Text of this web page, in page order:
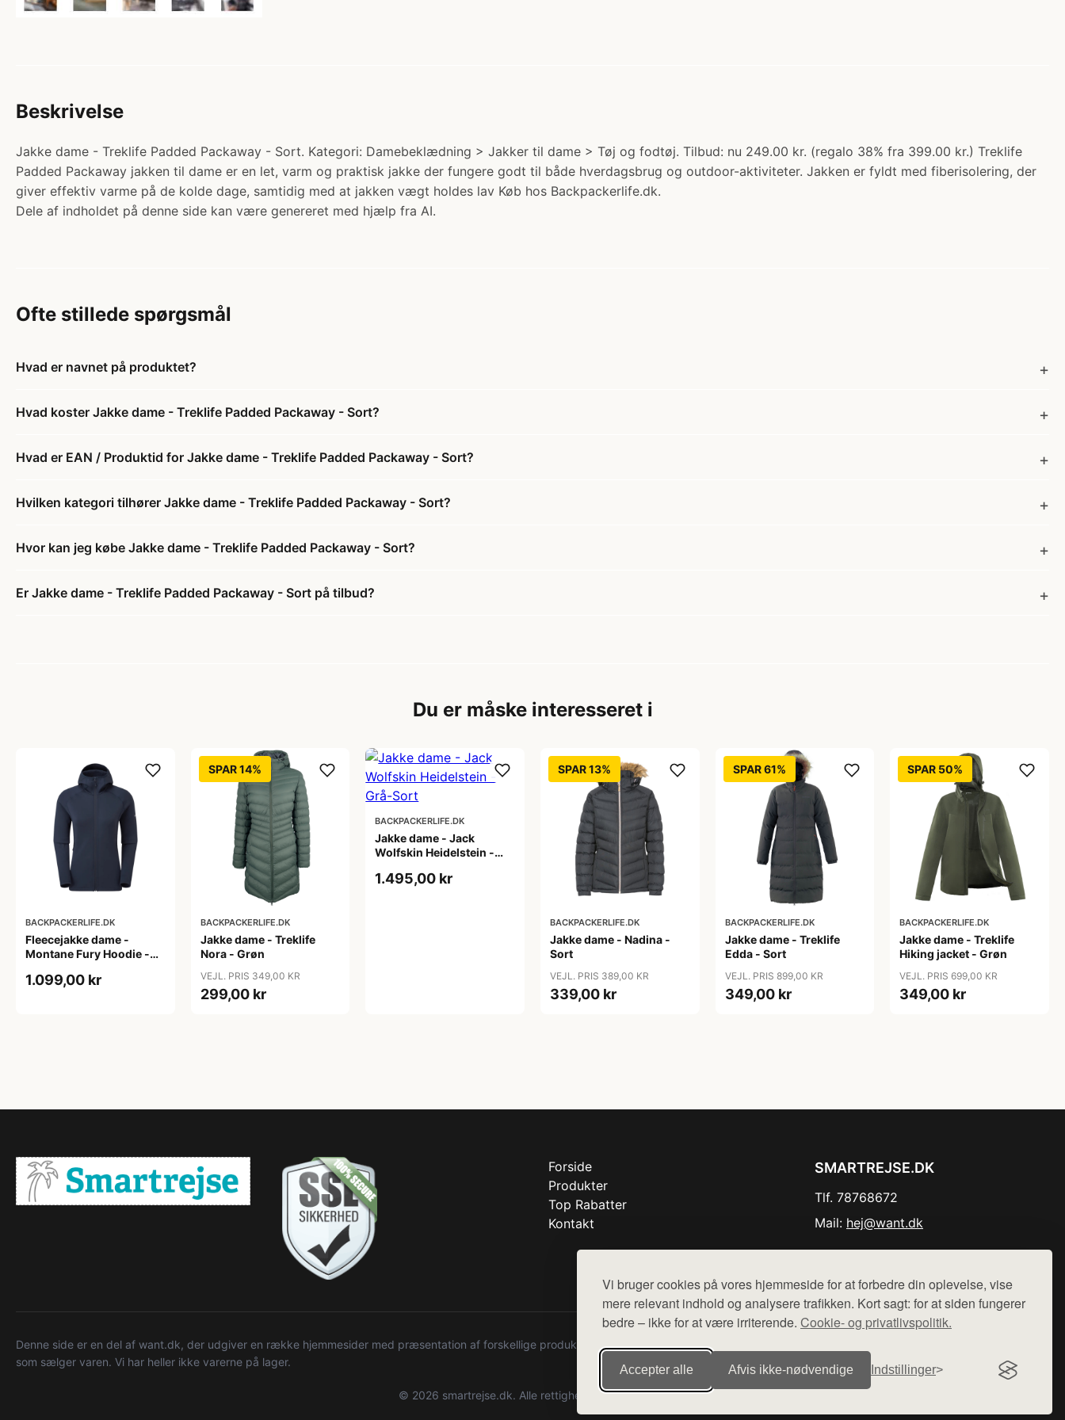
Vi bruger cookies på vores hjemmeside for at forbedre din oplevelse, vise
mere relevant indhold og analysere trafikken. Kort sagt: for at siden fungerer
bedre – ikke for at være irriterende. Cookie- og privatlivspolitik.
Accepter alle Afvis ikke‑nødvendige Indstillinger
Beskrivelse
Jakke dame - Treklife Padded Packaway - Sort. Kategori: Damebeklædning > Jakker til dame > Tøj og fodtøj. Tilbud: nu 249.00 kr. (regalo 38% fra 399.00 kr.) Treklife
Padded Packaway jakken til dame er en let, varm og praktisk jakke der fungere godt til både hverdagsbrug og outdoor-aktiviteter. Jakken er fyldt med fiberisolering, der
giver effektiv varme på de kolde dage, samtidig med at jakken vægt holdes lav Køb hos Backpackerlife.dk.
Dele af indholdet på denne side kan være genereret med hjælp fra AI.
Ofte stillede spørgsmål
Hvad er navnet på produktet?
Hvad koster Jakke dame - Treklife Padded Packaway - Sort?
Hvad er EAN / Produktid for Jakke dame - Treklife Padded Packaway - Sort?
Hvilken kategori tilhører Jakke dame - Treklife Padded Packaway - Sort?
Hvor kan jeg købe Jakke dame - Treklife Padded Packaway - Sort?
Er Jakke dame - Treklife Padded Packaway - Sort på tilbud?
Du er måske interesseret i
BACKPACKERLIFE.DK
Fleecejakke dame -
Montane Fury Hoodie -
1.099,00 kr
SPAR 14%
BACKPACKERLIFE.DK
Jakke dame - Treklife
Nora - Grøn
VEJL. PRIS 349,00 KR
299,00 kr
BACKPACKERLIFE.DK
Jakke dame - Jack
Wolfskin Heidelstein -
1.495,00 kr
SPAR 13%
BACKPACKERLIFE.DK
Jakke dame - Nadina -
Sort
VEJL. PRIS 389,00 KR
339,00 kr
SPAR 61%
BACKPACKERLIFE.DK
Jakke dame - Treklife
Edda - Sort
VEJL. PRIS 899,00 KR
349,00 kr
SPAR 50%
BACKPACKERLIFE.DK
Jakke dame - Treklife
Hiking jacket - Grøn
VEJL. PRIS 699,00 KR
349,00 kr
Forside
Produkter
Top Rabatter
Kontakt
SMARTREJSE.DK
Tlf. 78768672
Mail: hej@want.dk
Denne side er en del af want.dk, der udgiver en række hjemmesider med præsentation af forskellige produkter fra diverse webshops. Der sælges ikke varer fra denne side - vi henviser til de shops,
som sælger varen. Vi har heller ikke varerne på lager.
© 2026 smartrejse.dk. Alle rettigheder forbeholdes.